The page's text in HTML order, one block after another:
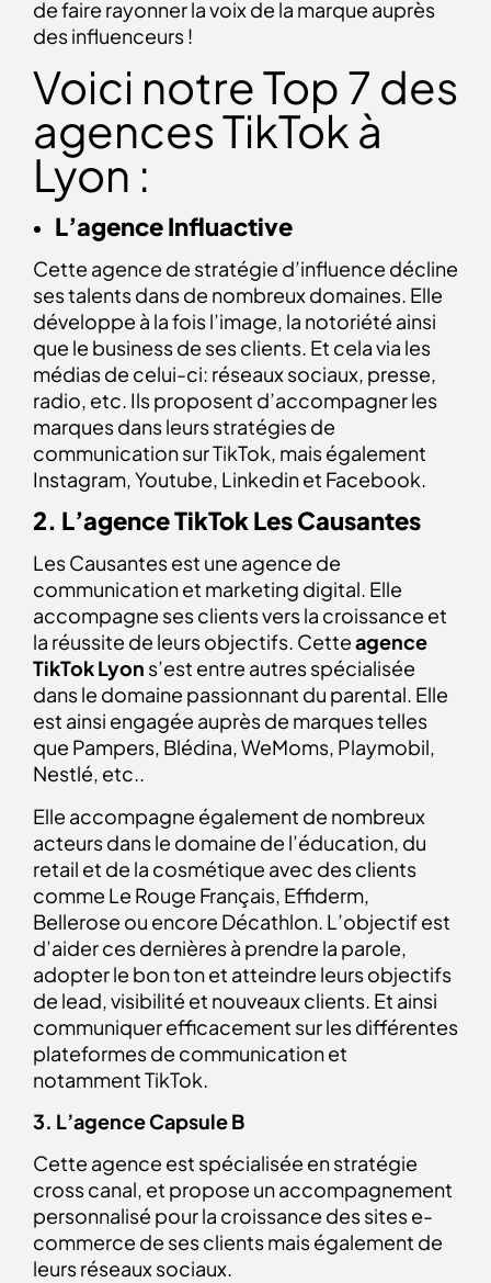
de faire rayonner la voix de la marque auprès
des influenceurs !
Voici notre Top 7 des
agences TikTok à
Lyon :
L’agence Influactive
Cette agence de stratégie d’influence décline
ses talents dans de nombreux domaines. Elle
développe à la fois l’image, la notoriété ainsi
que le business de ses clients. Et cela via les
médias de celui-ci: réseaux sociaux, presse,
radio, etc. Ils proposent d’accompagner les
marques dans leurs stratégies de
communication sur TikTok, mais également
Instagram, Youtube, Linkedin et Facebook.
2. L’agence TikTok Les Causantes
Les Causantes est une agence de
communication et marketing digital. Elle
accompagne ses clients vers la croissance et
la réussite de leurs objectifs. Cetteagence
TikTok Lyon s’est entre autres spécialisée
dans le domaine passionnant du parental. Elle
est ainsi engagée auprès de marques telles
que Pampers, Blédina, WeMoms, Playmobil,
Nestlé, etc..
Elle accompagne également de nombreux
acteurs dans le domaine de l’éducation, du
retail et de la cosmétique avec des clients
comme Le Rouge Français, Effiderm,
Bellerose ou encore Décathlon. L’objectif est
d’aider ces dernières à prendre la parole,
adopter le bon ton et atteindre leurs objectifs
de lead, visibilité et nouveaux clients. Et ainsi
communiquer efficacement sur les différentes
plateformes de communication et
notamment TikTok.
3. L’agence Capsule B
Cette agence est spécialisée en stratégie
cross canal, et propose un accompagnement
personnalisé pour la croissance des sites e-
commerce de ses clients mais également de
leurs réseaux sociaux.